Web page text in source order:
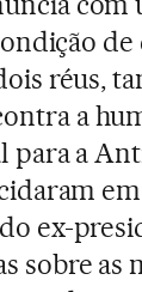
de
réus,
a
a
em
ex-
sobre as